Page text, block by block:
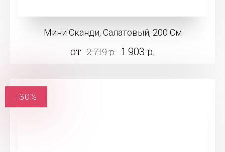
Мини Сканди, Салатовый, 200 См
от 2 719 р. 1 903 р.
-30%